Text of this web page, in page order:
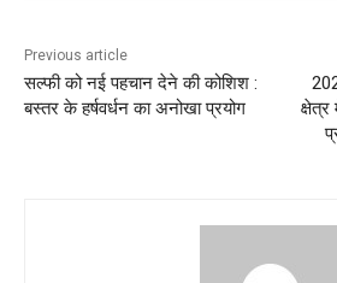
Previous article
सल्फी को नई पहचान देने की कोशिश :
बस्तर के हर्षवर्धन का अनोखा प्रयोग
क्षेत्र